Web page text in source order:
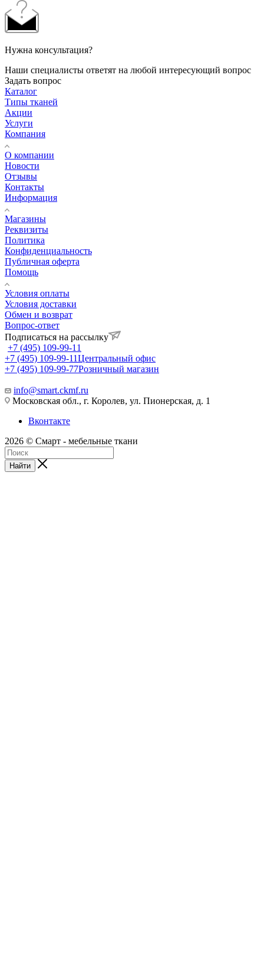
Нужна консультация?
Наши специалисты ответят на любой интересующий вопрос
Задать вопрос
Каталог
Типы тканей
Акции
Услуги
Компания
О компании
Новости
Отзывы
Контакты
Информация
Магазины
Реквизиты
Политика
Конфиденциальность
Публичная оферта
Помощь
Условия оплаты
Условия доставки
Обмен и возврат
Вопрос-ответ
Подписаться на рассылку
+7 (495) 109-99-11
+7 (495) 109-99-11Центральный офис
+7 (495) 109-99-77Розничный магазин
info@smart.ckmf.ru
Московская обл., г. Королев, ул. Пионерская, д. 1
Вконтакте
2026 © Смарт - мебельные ткани
Найти